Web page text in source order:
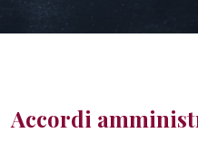
Accordi